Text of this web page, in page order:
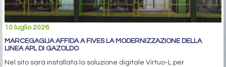
10 luglio 2026
MARCEGAGLIA AFFIDA A FIVES LA MODERNIZZAZIONE DELLA
LINEA APL DI GAZOLDO
Nel sito sarà installata la soluzione digitale Virtuo-L per